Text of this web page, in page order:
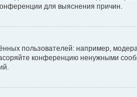
для выяснения причин.
пользователей: например,
конференцию ненужными